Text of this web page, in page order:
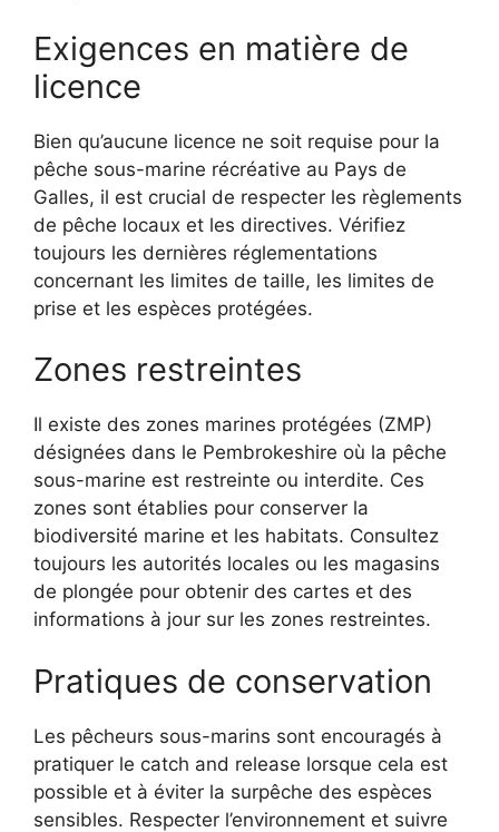
Exigences en matière de
licence
Bien qu’aucune licence ne soit requise pour la
pêche sous-marine récréative au Pays de
Galles, il est crucial de respecter les règlements
de pêche locaux et les directives. Vérifiez
toujours les dernières réglementations
concernant les limites de taille, les limites de
prise et les espèces protégées.
Zones restreintes
Il existe des zones marines protégées (ZMP)
désignées dans le Pembrokeshire où la pêche
sous-marine est restreinte ou interdite. Ces
zones sont établies pour conserver la
biodiversité marine et les habitats. Consultez
toujours les autorités locales ou les magasins
de plongée pour obtenir des cartes et des
informations à jour sur les zones restreintes.
Pratiques de conservation
Les pêcheurs sous-marins sont encouragés à
pratiquer le catch and release lorsque cela est
possible et à éviter la surpêche des espèces
sensibles. Respecter l’environnement et suivre